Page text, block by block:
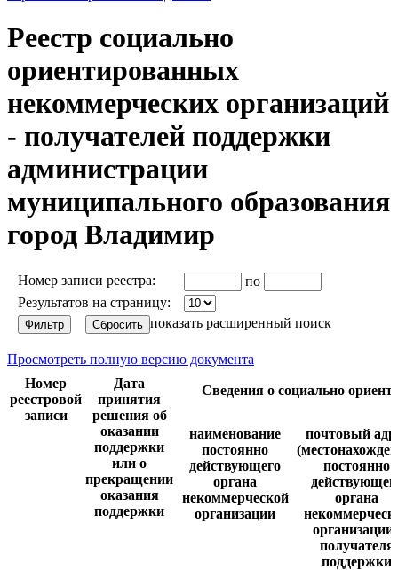
Реестр социально
ориентированных
некоммерческих организаций
- получателей поддержки
администрации
муниципального образования
город Владимир
Номер записи реестра:
по
Результатов на страницу:
показать расширенный поиск
Просмотреть полную версию документа
Номер
реестровой
записи
Дата
принятия
решения об
оказании
поддержки
или о
прекращении
оказания
поддержки
Сведения о социально
наименование
постоянно
действующего
органа
некоммерческой
организации
почтовый
постоянно
органа
организации
получателя
поддержки